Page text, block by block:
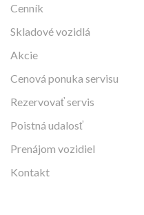
Cenník
Skladové vozidlá
Akcie
Cenová ponuka servisu
Rezervovať servis
Poistná udalosť
Prenájom vozidiel
Kontakt